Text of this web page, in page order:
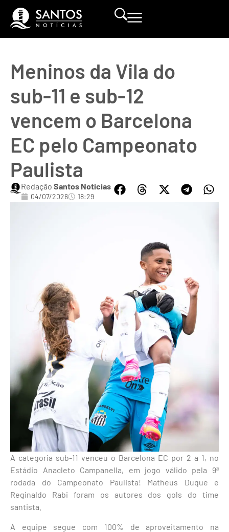
Meninos da Vila do
sub-11 e sub-12
vencem o Barcelona
EC pelo Campeonato
Paulista
Redação Santos Notícias
04/07/2026 18:29
A categoria sub-11 venceu o Barcelona EC por 2 a 1, no
Estádio Anacleto Campanella, em jogo válido pela 9ª
rodada do Campeonato Paulista! Matheus Duque e
Reginaldo Rabi foram os autores dos gols do time
santista.
A equipe segue com 100% de aproveitamento na